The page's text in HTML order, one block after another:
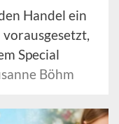
Handel ein
Special
Böhm